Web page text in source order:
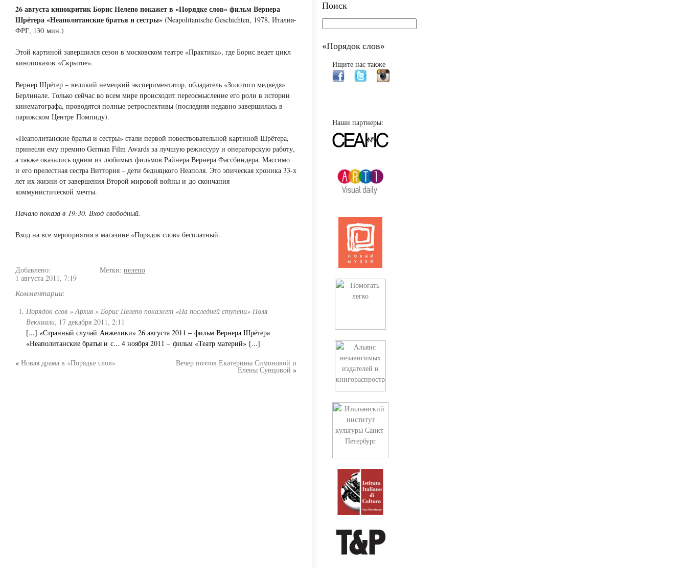
26 августакинокритик Борис Нелепо покажет в «Порядке слов» фильм Вернера
Шрётера «Неаполитанские братья и сестры» (Neapolitanische Geschichten, 1978, Италия-
ФРГ, 130 мин.)
Этой картиной завершился сезон в московском театре «Практика», где Борис ведет цикл
кинопоказов «Скрытое».
Вернер Шрётер – великий немецкий экспериментатор, обладатель «Золотого медведя»
Берлинале. Только сейчас во всем мире происходит переосмысление его роли в истории
кинематографа, проводятся полные ретроспективы (последняя недавно завершилась в
парижском Центре Помпиду).
«Неаполитанские братья и сестры» стали первой повествовательной картиной Шрётера,
принесли ему премию German Film Awards за лучшую режиссуру и операторскую работу,
а также оказались одним из любимых фильмов Райнера Вернера Фассбиндера. Массимо
и его прелестная сестра Виттория – дети бедняцкого Неаполя. Это эпическая хроника 33-х
лет их жизни от завершения Второй мировой войны и до скончания
коммунистической мечты.
Начало показа в 19:30. Вход свободный.
Вход на все мероприятия в магазине «Порядок слов» бесплатный.
Добавлено:
1 августа 2011, 7:19
Метки: нелепо
Комментарии:
Порядок слов » Архив » Борис Нелепо покажет «На последней ступени» Поля
Веккиали, 17 декабря 2011, 2:11
[...] «Странный случай Анжелики» 26 августа 2011 – фильм Вернера Шрётера
«Неаполитанские братья и с... 4 ноября 2011 – фильм «Театр материй» [...]
« Новая драма в «Порядке слов» Вечер поэтов Екатерины Симоновой и
Елены Сунцовой »
Поиск
«Порядок слов»
Ищите нас также
Наши партнеры: